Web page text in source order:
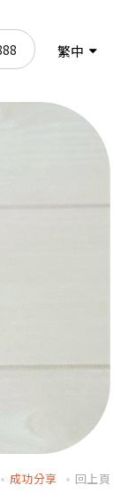
繁中
成功分享 回上頁